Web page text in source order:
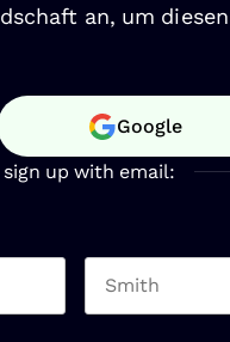
an, um
Google
sign up with email: